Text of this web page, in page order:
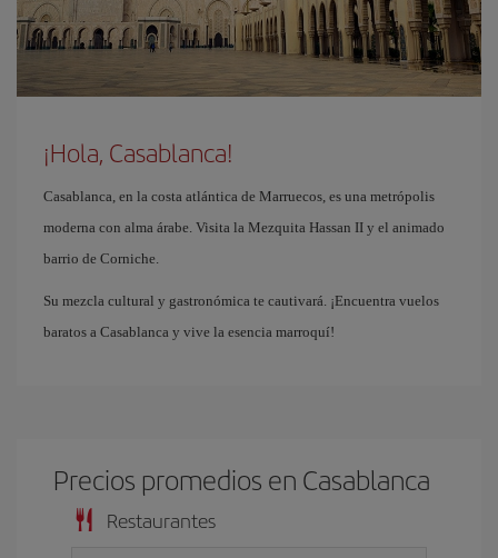
¡Hola, Casablanca!
Casablanca, en la costa atlántica de Marruecos, es una metrópolis
moderna con alma árabe. Visita la Mezquita Hassan II y el animado
barrio de Corniche.
Su mezcla cultural y gastronómica te cautivará. ¡Encuentra vuelos
baratos a Casablanca y vive la esencia marroquí!
Precios promedios en Casablanca
Restaurantes